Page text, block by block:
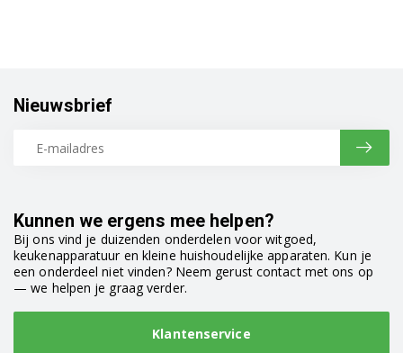
Kunnen we ergens mee helpen?
Bij ons vind je duizenden onderdelen voor witgoed,
keukenapparatuur en kleine huishoudelijke apparaten. Kun je
een onderdeel niet vinden? Neem gerust contact met ons op
— we helpen je graag verder.
Klantenservice
Nieuwsbrief